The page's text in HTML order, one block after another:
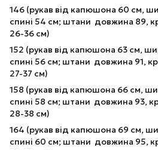
146 (рукав від капюшона 60 см,
спині 54 см; штани довжина 89,
26-36 см)
152 (рукав від капюшона 63 см,
спині 56 см; штани довжина 91,
27-37 см)
158 (рукав від капюшона 66 см,
спині 58 см; штани довжина 93,
28-38 см)
164 (рукав від капюшона 69 см,
спині 60 см; штани довжина 95,